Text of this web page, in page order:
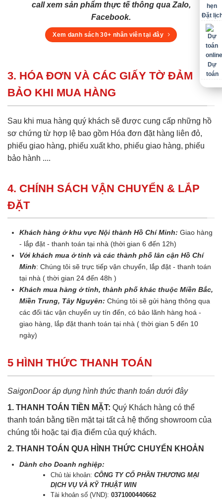
call xem sản phẩm thực tế thông qua Zalo,
Facebook.
Xem danh sách 30+ nhân viên tại đây
3. HÓA ĐƠN VÀ CÁC GIẤY TỜ ĐẢM
BẢO KHI MUA HÀNG
Sau khi mua hàng quý khách sẽ được cung cấp những hồ
sơ chứng từ hợp lệ bao gồm Hóa đơn đặt hàng liên đỏ,
phiếu giao hàng, phiếu xuất kho, phiếu giao hàng, phiếu
bảo hành ....
4. CHÍNH SÁCH VẬN CHUYỂN & LẮP
ĐẶT
Khách hàng ở khu vực Nội thành Hồ Chí Minh: Giao hàng
- lắp đặt - thanh toán tại nhà (thời gian 6 đến 12h)
Với khách mua ở tỉnh và các thành phố lân cận Hồ Chí
Minh: Chúng tôi sẽ trực tiếp vận chuyển, lắp đặt - thanh toán
tại nhà ( thời gian 24 đến 48h )
Khách mua hàng ở tỉnh, thành phố khác thuộc Miền Bắc,
Miền Trung, Tây Nguyên: Chúng tôi sẽ gửi hàng thông qua
các đối tác vận chuyển uy tín đến, có bảo lãnh hàng hoá -
giao hàng, lắp đặt thanh toán tại nhà ( thời gian 5 đến 10
ngày)
5 HÌNH THỨC THANH TOÁN
SaigonDoor áp dụng hình thức thanh toán dưới đây
1. THANH TOÁN TIỀN MẶT: Quý Khách hàng có thể
thanh toán bằng tiền mặt tại tất cả hệ thống showroom của
chúng tôi hoặc tại địa điểm của quý khách.
2. THANH TOÁN QUA HÌNH THỨC CHUYỂN KHOẢN
Dành cho Doanh nghiệp:
Chủ tài khoản:CÔNG TY CỔ PHẦN THƯƠNG MẠI
DỊCH VỤ VÀ KỸ THUẬT WIN
Tài khoản số (VND):0371000440662
Đặt
Dự
toán